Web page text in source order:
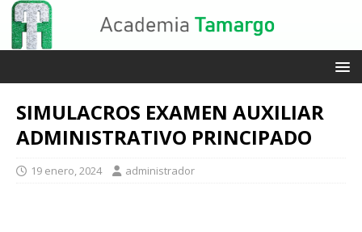
SIMULACROS EXAMEN AUXILIAR
ADMINISTRATIVO PRINCIPADO
19 enero, 2024 administrador